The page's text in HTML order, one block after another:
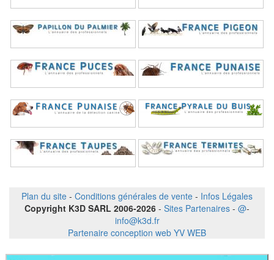
Plan du site - Conditions générales de vente - Infos Légales
Copyright K3D SARL 2006-2026 - Sites Partenaires - @-
info@k3d.fr
Partenaire conception web YV WEB